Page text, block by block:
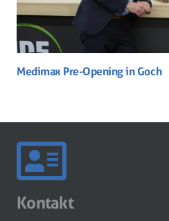
Medimax Pre-Opening in Goch
Kontakt